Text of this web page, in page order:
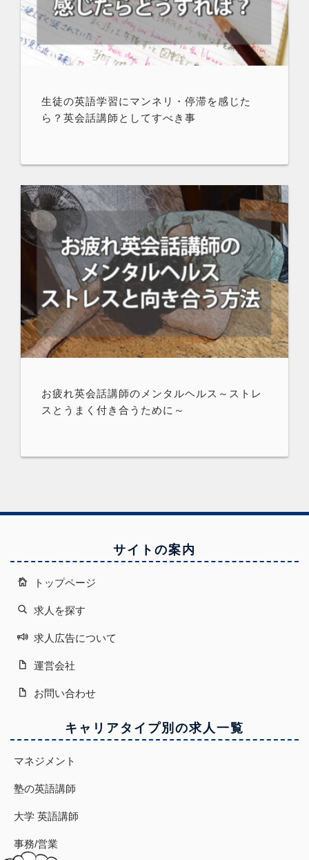
生徒の英語学習にマンネリ・停滞を感じた
ら？英会話講師としてすべき事
お疲れ英会話講師のメンタルヘルス～ストレ
スとうまく付き合うために～
サイトの案内
トップページ
求人を探す
求人広告について
運営会社
お問い合わせ
キャリアタイプ別の求人一覧
マネジメント
塾の英語講師
大学 英語講師
事務/営業